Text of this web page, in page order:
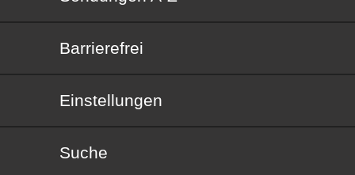
Barrierefrei
Barrierefrei
Einstellungen
Suche